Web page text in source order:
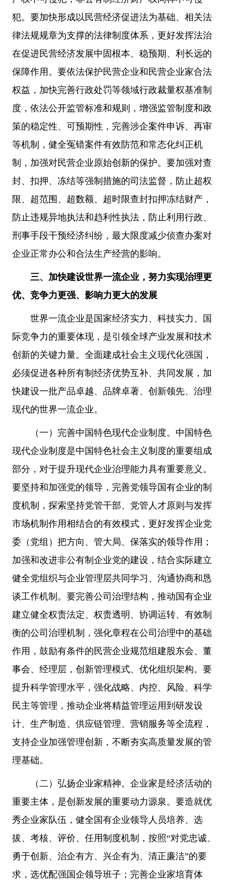
犯。要加快形成以民营经济促进法为基础、相关法
律法规规章为支撑的法律制度体系，更好发挥法治
在促进民营经济发展中固根本、稳预期、利长远的
保障作用。要依法保护民营企业和民营企业家合法
权益，加快完善行政处罚等领域行政裁量权基准制
度，依法公开监管标准和规则，增强监管制度和政
策的稳定性、可预期性，完善涉企案件申诉、再审
等机制，健全冤错案件有效防范和常态化纠正机
制，加强对民营企业原始创新的保护。要加强对查
封、扣押、冻结等强制措施的司法监督，防止超权
限、超范围、超数额、超时限查封扣押冻结财产，
防止违规异地执法和趋利性执法，防止利用行政、
刑事手段干预经济纠纷，最大限度减少侦查办案对
企业正常办公和合法生产经营的影响。
三、加快建设世界一流企业，努力实现治理更
优、竞争力更强、影响力更大的发展
世界一流企业是国家经济实力、科技实力、国
际竞争力的重要体现，是引领全球产业发展和技术
创新的关键力量。全面建成社会主义现代化强国，
必须促进各种所有制经济优势互补、共同发展，加
快建设一批产品卓越、品牌卓著、创新领先、治理
现代的世界一流企业。
（一）完善中国特色现代企业制度。中国特色
现代企业制度是中国特色社会主义制度的重要组成
部分，对于提升现代企业治理能力具有重要意义。
要坚持和加强党的领导，完善党领导国有企业的制
度机制，探索坚持党管干部、党管人才原则与发挥
市场机制作用相结合的有效模式，更好发挥企业党
委（党组）把方向、管大局、保落实的领导作用；
加强和改进非公有制企业党的建设，结合实际建立
健全党组织与企业管理层共同学习、沟通协商和恳
谈工作机制。要完善公司治理结构，推动国有企业
建立健全权责法定、权责透明、协调运转、有效制
衡的公司治理机制，强化章程在公司治理中的基础
作用，鼓励有条件的民营企业规范组建股东会、董
事会、经理层，创新管理模式、优化组织架构。要
提升科学管理水平，强化战略、内控、风险、科学
民主等管理，推动企业将精益管理运用到研发设
计、生产制造、供应链管理、营销服务等全流程，
支持企业加强管理创新，不断夯实高质量发展的管
理基础。
（二）弘扬企业家精神。企业家是经济活动的
重要主体，是创新发展的重要动力源泉。要造就优
秀企业家队伍，健全国有企业领导人员培养、选
拔、考核、评价、任用制度机制，按照“对党忠诚、
勇于创新、治企有方、兴企有为、清正廉洁”的要
求，选优配强国企领导班子；完善企业家培育体